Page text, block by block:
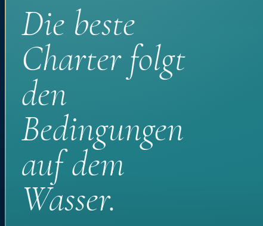
Die beste
Charter folgt
den
Bedingungen
auf dem
Wasser.